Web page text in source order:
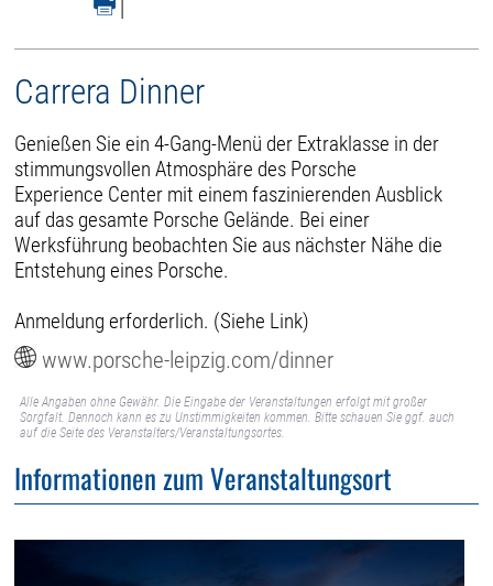
|
Carrera Dinner
Genießen Sie ein 4-Gang-Menü der Extraklasse in der
stimmungsvollen Atmosphäre des Porsche
Experience Center mit einem faszinierenden Ausblick
auf das gesamte Porsche Gelände. Bei einer
Werksführung beobachten Sie aus nächster Nähe die
Entstehung eines Porsche.
Anmeldung erforderlich. (Siehe Link)
www.porsche-leipzig.com/dinner
Alle Angaben ohne Gewähr. Die Eingabe der Veranstaltungen erfolgt mit großer
Sorgfalt. Dennoch kann es zu Unstimmigkeiten kommen. Bitte schauen Sie ggf. auch
auf die Seite des Veranstalters/Veranstaltungsortes.
Informationen zum Veranstaltungsort